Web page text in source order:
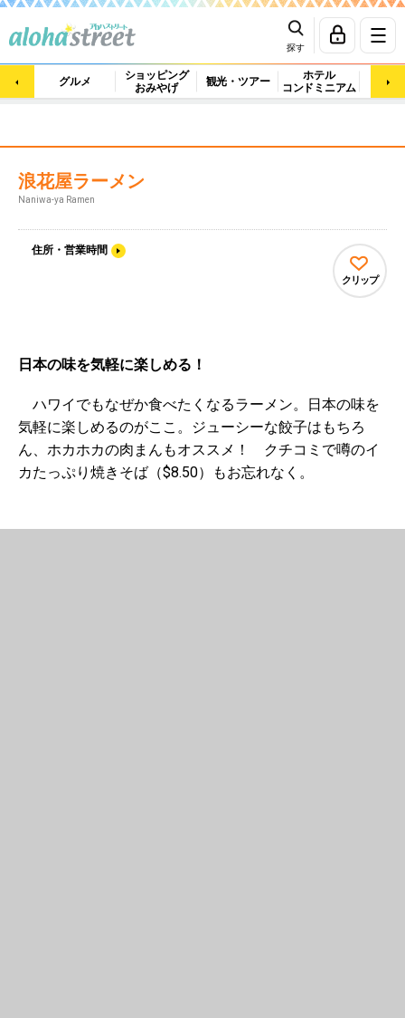
探す
グルメ
ショッピング
おみやげ
観光・ツアー
ホテル
コンドミニアム
マッ
浪花屋ラーメン
Naniwa-ya Ramen
住所・営業時間
クリップ
日本の味を気軽に楽しめる！
ハワイでもなぜか食べたくなるラーメン。日本の味を
気軽に楽しめるのがここ。ジューシーな餃子はもちろ
ん、ホカホカの肉まんもオススメ！ クチコミで噂のイ
カたっぷり焼きそば（$8.50）もお忘れなく。